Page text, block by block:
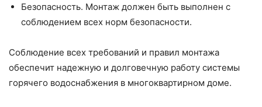
Безопасность. Монтаж должен быть выполнен с
соблюдением всех норм безопасности.
Соблюдение всех требований и правил монтажа
обеспечит надежную и долговечную работу системы
горячего водоснабжения в многоквартирном доме.